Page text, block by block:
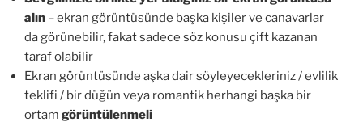
alın – ekran görüntüsünde başka kişiler ve canavarlar
da görünebilir, fakat sadece söz konusu çift kazanan
taraf olabilir
Ekran görüntüsünde aşka dair söyleyecekleriniz / evlilik
teklifi / bir düğün veya romantik herhangi başka bir
ortam görüntülenmeli